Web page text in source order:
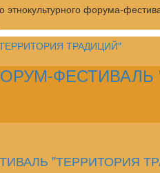
этнокультурного форума-
"ТЕРРИТОРИЯ